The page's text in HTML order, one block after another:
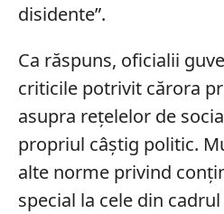
disidente”.
Ca răspuns, oficialii
criticile potrivit cărora
asupra rețelelor de
propriul câștig politic.
alte norme privind
special la cele din